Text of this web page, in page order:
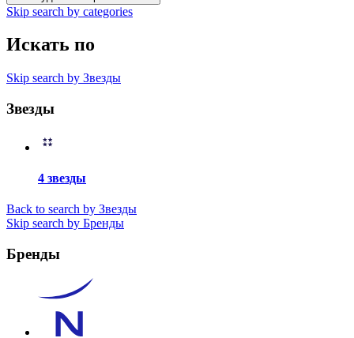
Skip search by categories
Искать по
Skip search by Звезды
Звезды
4 звезды
Back to search by Звезды
Skip search by Бренды
Бренды